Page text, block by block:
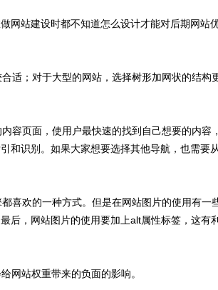
网站建设时都不知道怎么设计才能对后期网站
；对于大型的网站，选择树形加网状的结构
容页面，使用户最快速的找到自己想要的内容
和识别。如果大家想要选择其他导航，也需要
喜欢的一种方式。但是在网站图片的使用有一
后，网站图片的使用要加上alt属性标签，这有
网站权重带来的负面的影响。